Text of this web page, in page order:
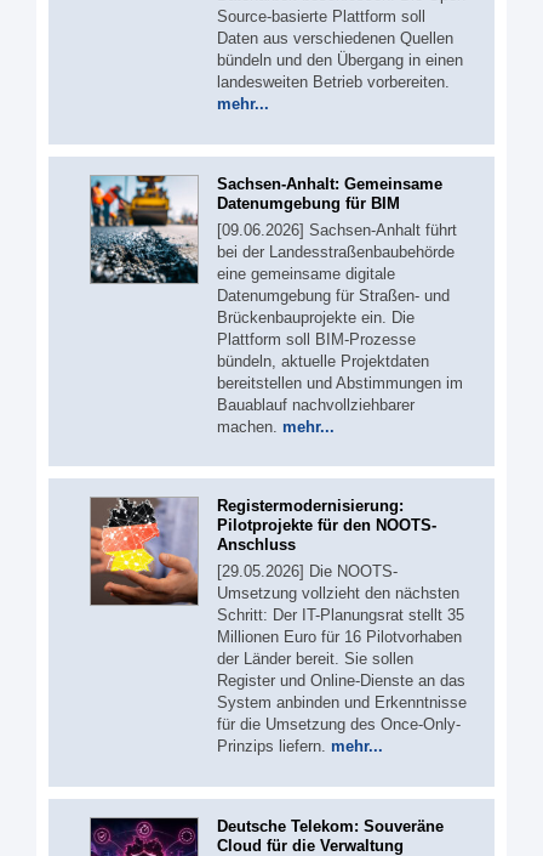
Source-basierte Plattform soll
Daten aus verschiedenen Quellen
bündeln und den Übergang in einen
landesweiten Betrieb vorbereiten.
mehr...
Sachsen-Anhalt: Gemeinsame
Datenumgebung für BIM
[09.06.2026] Sachsen-Anhalt führt
bei der Landesstraßenbaubehörde
eine gemeinsame digitale
Datenumgebung für Straßen- und
Brückenbauprojekte ein. Die
Plattform soll BIM-Prozesse
bündeln, aktuelle Projektdaten
bereitstellen und Abstimmungen im
Bauablauf nachvollziehbarer
machen. mehr...
Registermodernisierung:
Pilotprojekte für den NOOTS-
Anschluss
[29.05.2026] Die NOOTS-
Umsetzung vollzieht den nächsten
Schritt: Der IT-Planungsrat stellt 35
Millionen Euro für 16 Pilotvorhaben
der Länder bereit. Sie sollen
Register und Online-Dienste an das
System anbinden und Erkenntnisse
für die Umsetzung des Once-Only-
Prinzips liefern. mehr...
Deutsche Telekom: Souveräne
Cloud für die Verwaltung